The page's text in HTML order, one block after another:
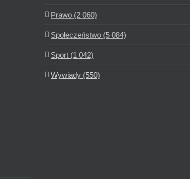
Prawo (2 060)
Społeczeństwo (5 084)
Sport (1 042)
Wywiady (550)